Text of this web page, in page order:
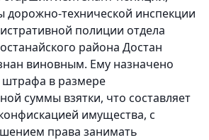
дорожно-технической инспекции
полиции отдела
района Достан
виновным. Ему назначено
штрафа в размере
суммы взятки, что составляет
имущества, с
права занимать